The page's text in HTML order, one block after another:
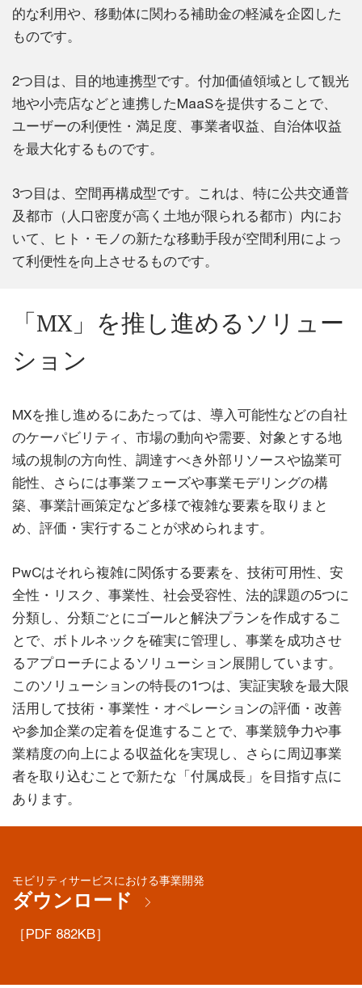
的な利用や、移動体に関わる補助金の軽減を企図した
ものです。
2つ目は、目的地連携型です。付加価値領域として観光
地や小売店などと連携したMaaSを提供することで、
ユーザーの利便性・満足度、事業者収益、自治体収益
を最大化するものです。
3つ目は、空間再構成型です。これは、特に公共交通普
及都市（人口密度が高く土地が限られる都市）内にお
いて、ヒト・モノの新たな移動手段が空間利用によっ
て利便性を向上させるものです。
「MX」を推し進めるソリュー
ション
MXを推し進めるにあたっては、導入可能性などの自社
のケーパビリティ、市場の動向や需要、対象とする地
域の規制の方向性、調達すべき外部リソースや協業可
能性、さらには事業フェーズや事業モデリングの構
築、事業計画策定など多様で複雑な要素を取りまと
め、評価・実行することが求められます。
PwCはそれら複雑に関係する要素を、技術可用性、安
全性・リスク、事業性、社会受容性、法的課題の5つに
分類し、分類ごとにゴールと解決プランを作成するこ
とで、ボトルネックを確実に管理し、事業を成功させ
るアプローチによるソリューション展開しています。
このソリューションの特長の1つは、実証実験を最大限
活用して技術・事業性・オペレーションの評価・改善
や参加企業の定着を促進することで、事業競争力や事
業精度の向上による収益化を実現し、さらに周辺事業
者を取り込むことで新たな「付属成長」を目指す点に
あります。
モビリティサービスにおける事業開発
ダウンロード
［PDF 882KB］